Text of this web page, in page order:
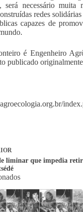
será necessário
redes
capazes de
é Engenheiro
publicado originalmente
liminar que impedia